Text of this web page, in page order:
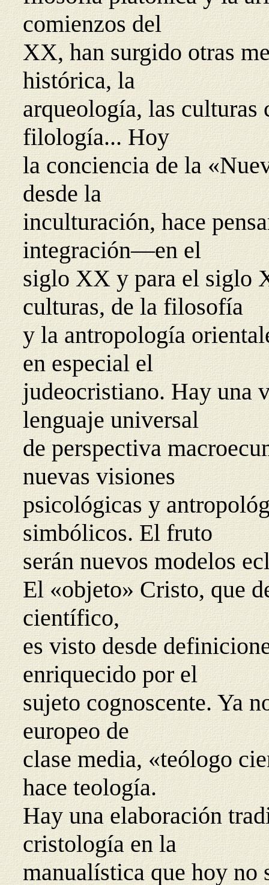
comienzos del
XX, han surgido otras
histórica, la
arqueología, las
filología... Hoy
la conciencia de la
desde la
inculturación, hace
integración—en el
siglo XX y para el siglo
culturas, de la filosofía
y la antropología
en especial el
judeocristiano. Hay una
lenguaje universal
de perspectiva
nuevas visiones
psicológicas y
simbólicos. El fruto
serán nuevos modelos
El «objeto» Cristo, que
científico,
es visto desde
enriquecido por el
sujeto cognoscente. Ya
europeo de
clase media, «teólogo
hace teología.
Hay una elaboración
cristología en la
manualística que hoy